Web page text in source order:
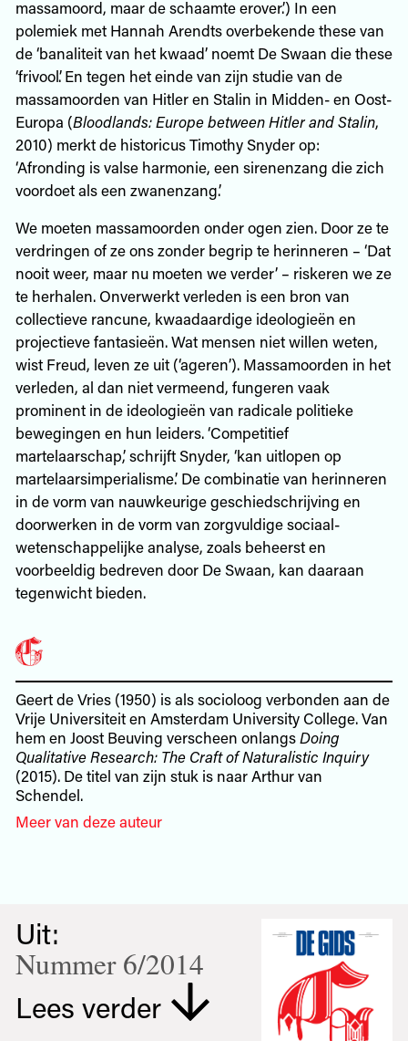
massamoord, maar de schaamte erover.’) In een
polemiek met Hannah Arendts overbekende these van
de ‘banaliteit van het kwaad’ noemt De Swaan die these
‘frivool’. En tegen het einde van zijn studie van de
massamoorden van Hitler en Stalin in Midden- en Oost-
Europa (Bloodlands: Europe between Hitler and Stalin,
2010) merkt de historicus Timothy Snyder op:
‘Afronding is valse harmonie, een sirenenzang die zich
voordoet als een zwanenzang.’
We moeten massamoorden onder ogen zien. Door ze te
verdringen of ze ons zonder begrip te herinneren – ‘Dat
nooit weer, maar nu moeten we verder’ – riskeren we ze
te herhalen. Onverwerkt verleden is een bron van
collectieve rancune, kwaadaardige ideologieën en
projectieve fantasieën. Wat mensen niet willen weten,
wist Freud, leven ze uit (‘ageren’). Massamoorden in het
verleden, al dan niet vermeend, fungeren vaak
prominent in de ideologieën van radicale politieke
bewegingen en hun leiders. ‘Competitief
martelaarschap,’ schrijft Snyder, ‘kan uitlopen op
martelaarsimperialisme.’ De combinatie van herinneren
in de vorm van nauwkeurige geschiedschrijving en
doorwerken in de vorm van zorgvuldige sociaal-
wetenschappelijke analyse, zoals beheerst en
voorbeeldig bedreven door De Swaan, kan daaraan
tegenwicht bieden.
Geert de Vries (1950) is als socioloog verbonden aan de
Vrije Universiteit en Amsterdam University College. Van
hem en Joost Beuving verscheen onlangsDoing
Qualitative Research: The Craft of Naturalistic Inquiry
(2015). De titel van zijn stuk is naar Arthur van
Schendel.
Meer van deze auteur
Uit:
Nummer 6/2014
Lees verder